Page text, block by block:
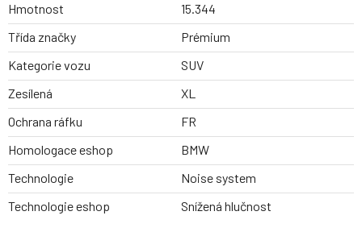
Hmotnost
15.344
Třída značky
Prémium
Kategorie vozu
SUV
Zesílená
XL
Ochrana ráfku
FR
Homologace eshop
BMW
Technologie
Noise system
Technologie eshop
Snížená hlučnost